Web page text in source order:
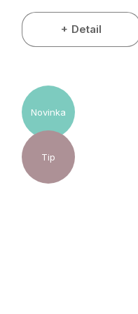
Detail
Novinka
Tip